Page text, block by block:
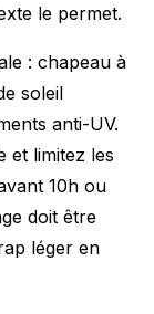
le permet.
: chapeau à
soleil
anti-UV.
et limitez les
10h ou
doit être
léger en